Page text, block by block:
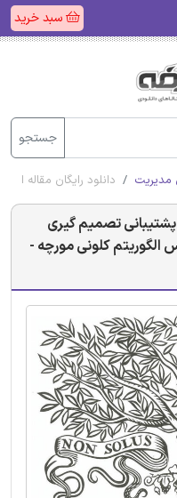
سبد خرید
جستجو
مدیریت دانلود رایگان مقاله
پشتیبانی تصمیم گیری
الگوریتم کلونی مورچه -